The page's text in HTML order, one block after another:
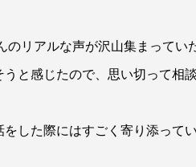
リアルな声が沢山集まってい
と感じたので、思い切って相
した際にはすごく寄り添って